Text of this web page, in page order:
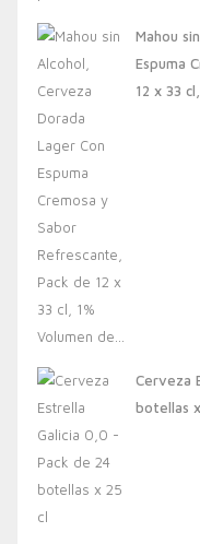
Mahou
Espuma
12 x 33
Cerveza
botellas